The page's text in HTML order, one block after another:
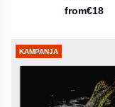
from€18
KAMPANJA